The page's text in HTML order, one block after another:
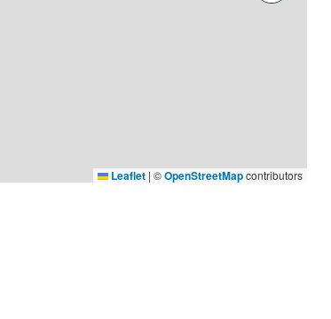
Leaflet | ©OpenStreetMapcontributors